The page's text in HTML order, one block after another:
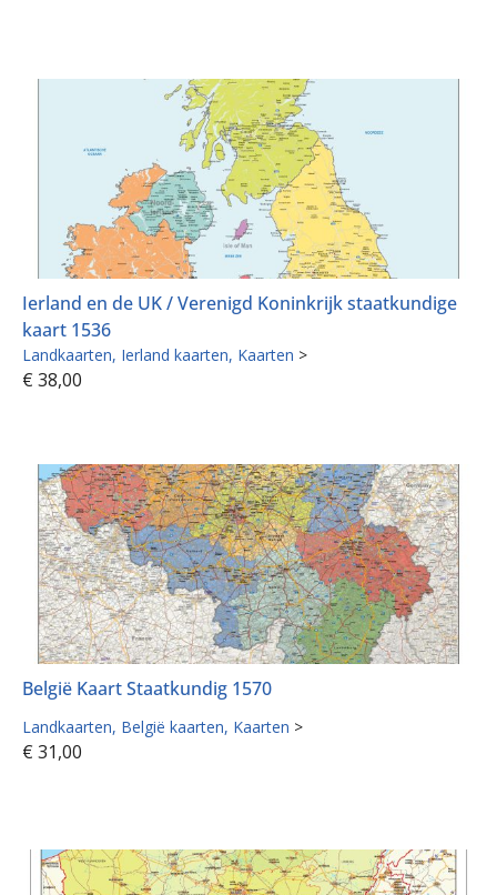
Ierland en de UK / Verenigd Koninkrijk staatkundige
kaart 1536
Landkaarten Ierland kaarten Kaarten >
€ 38,00
België Kaart Staatkundig 1570
Landkaarten België kaarten Kaarten >
€ 31,00